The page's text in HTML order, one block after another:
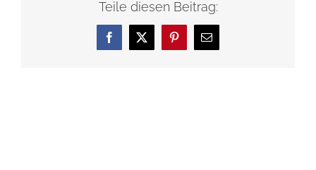
Teile diesen Beitrag:
Facebook
X Pinterest
E-
Mail